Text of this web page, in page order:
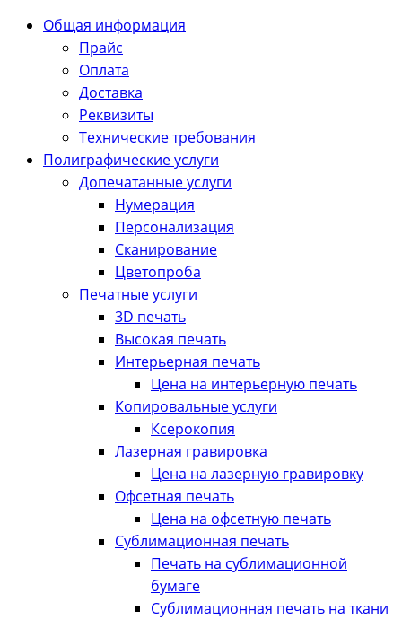
Общая информация
Прайс
Оплата
Доставка
Реквизиты
Технические требования
Полиграфические услуги
Допечатанные услуги
Нумерация
Персонализация
Сканирование
Цветопроба
Печатные услуги
3D печать
Высокая печать
Интерьерная печать
Цена на интерьерную печать
Копировальные услуги
Ксерокопия
Лазерная гравировка
Цена на лазерную гравировку
Офсетная печать
Цена на офсетную печать
Сублимационная печать
Печать на сублимационной
бумаге
Сублимационная печать на ткани